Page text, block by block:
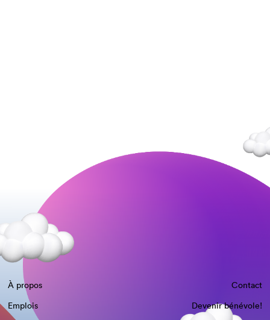
À propos
Contact
Emplois
Devenir bénévole!